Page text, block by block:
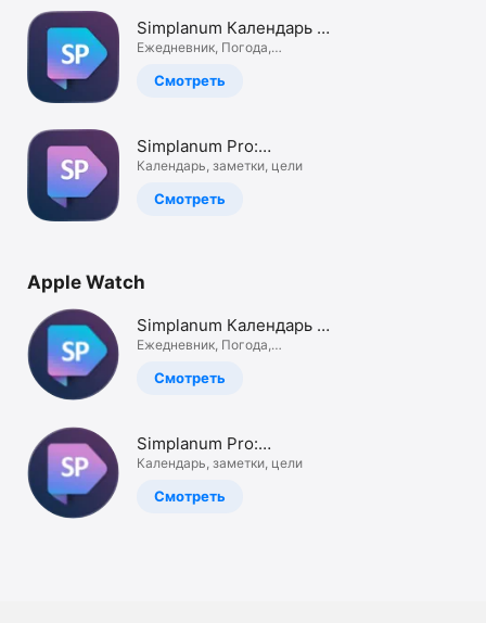
iPhone
iPad
Mac
TV
Simplanum Календарь и
Заметки
Ежедневник, Погода,
Смотреть
Simplanum Pro:
Органайзер
Календарь, заметки, цели
Смотреть
Apple Watch
Simplanum Календарь и
Заметки
Ежедневник, Погода,
Смотреть
Simplanum Pro:
Органайзер
Календарь, заметки, цели
Смотреть